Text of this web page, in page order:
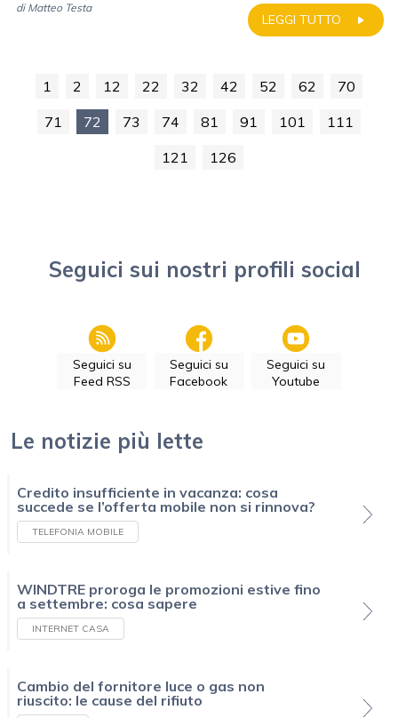
LEGGI TUTTO
di Matteo Testa
1 2 12 22 32 42 52 62
70
71
72 73 74 81 91 101
111
121
126
Seguici sui nostri profili social
Seguici su
Feed RSS
Seguici su
Facebook
Seguici su
Youtube
Le notizie più lette
Credito insufficiente in vacanza: cosa
succede se l’offerta mobile non si rinnova?
TELEFONIA MOBILE
WINDTRE proroga le promozioni estive fino
a settembre: cosa sapere
INTERNET CASA
Cambio del fornitore luce o gas non
riuscito: le cause del rifiuto